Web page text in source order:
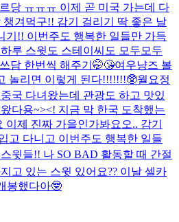
당 ㅠㅠㅠ 이제 곧 미국 가는데 다
겨먹구!! 감기 걸리기 딱 좋은 날
기!! 이번주도 행복한 일들만 가득
루 스윗도 스테이씨도 모두모두
담 한번씩 해주기🤭😘여우냥즈 볼
놀리면 이렇게 된다!!!!!!!🥸월요정
중국 다녀왔는데 관광도 하고 맛있
다용~><! 지금 막 한국 도착했는
제 진짜 가을인가봐요오.. 감기
고 다니고 이번주도 행복한 일들
스윗들!! 나 SO BAD 활동할 때 간절
고 있는 스윗 있어요?? 이날 셀카
봉했다아🤓